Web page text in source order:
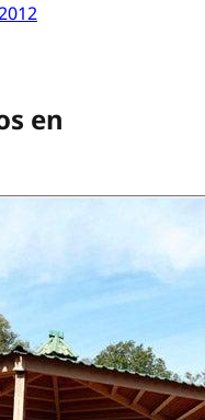
en